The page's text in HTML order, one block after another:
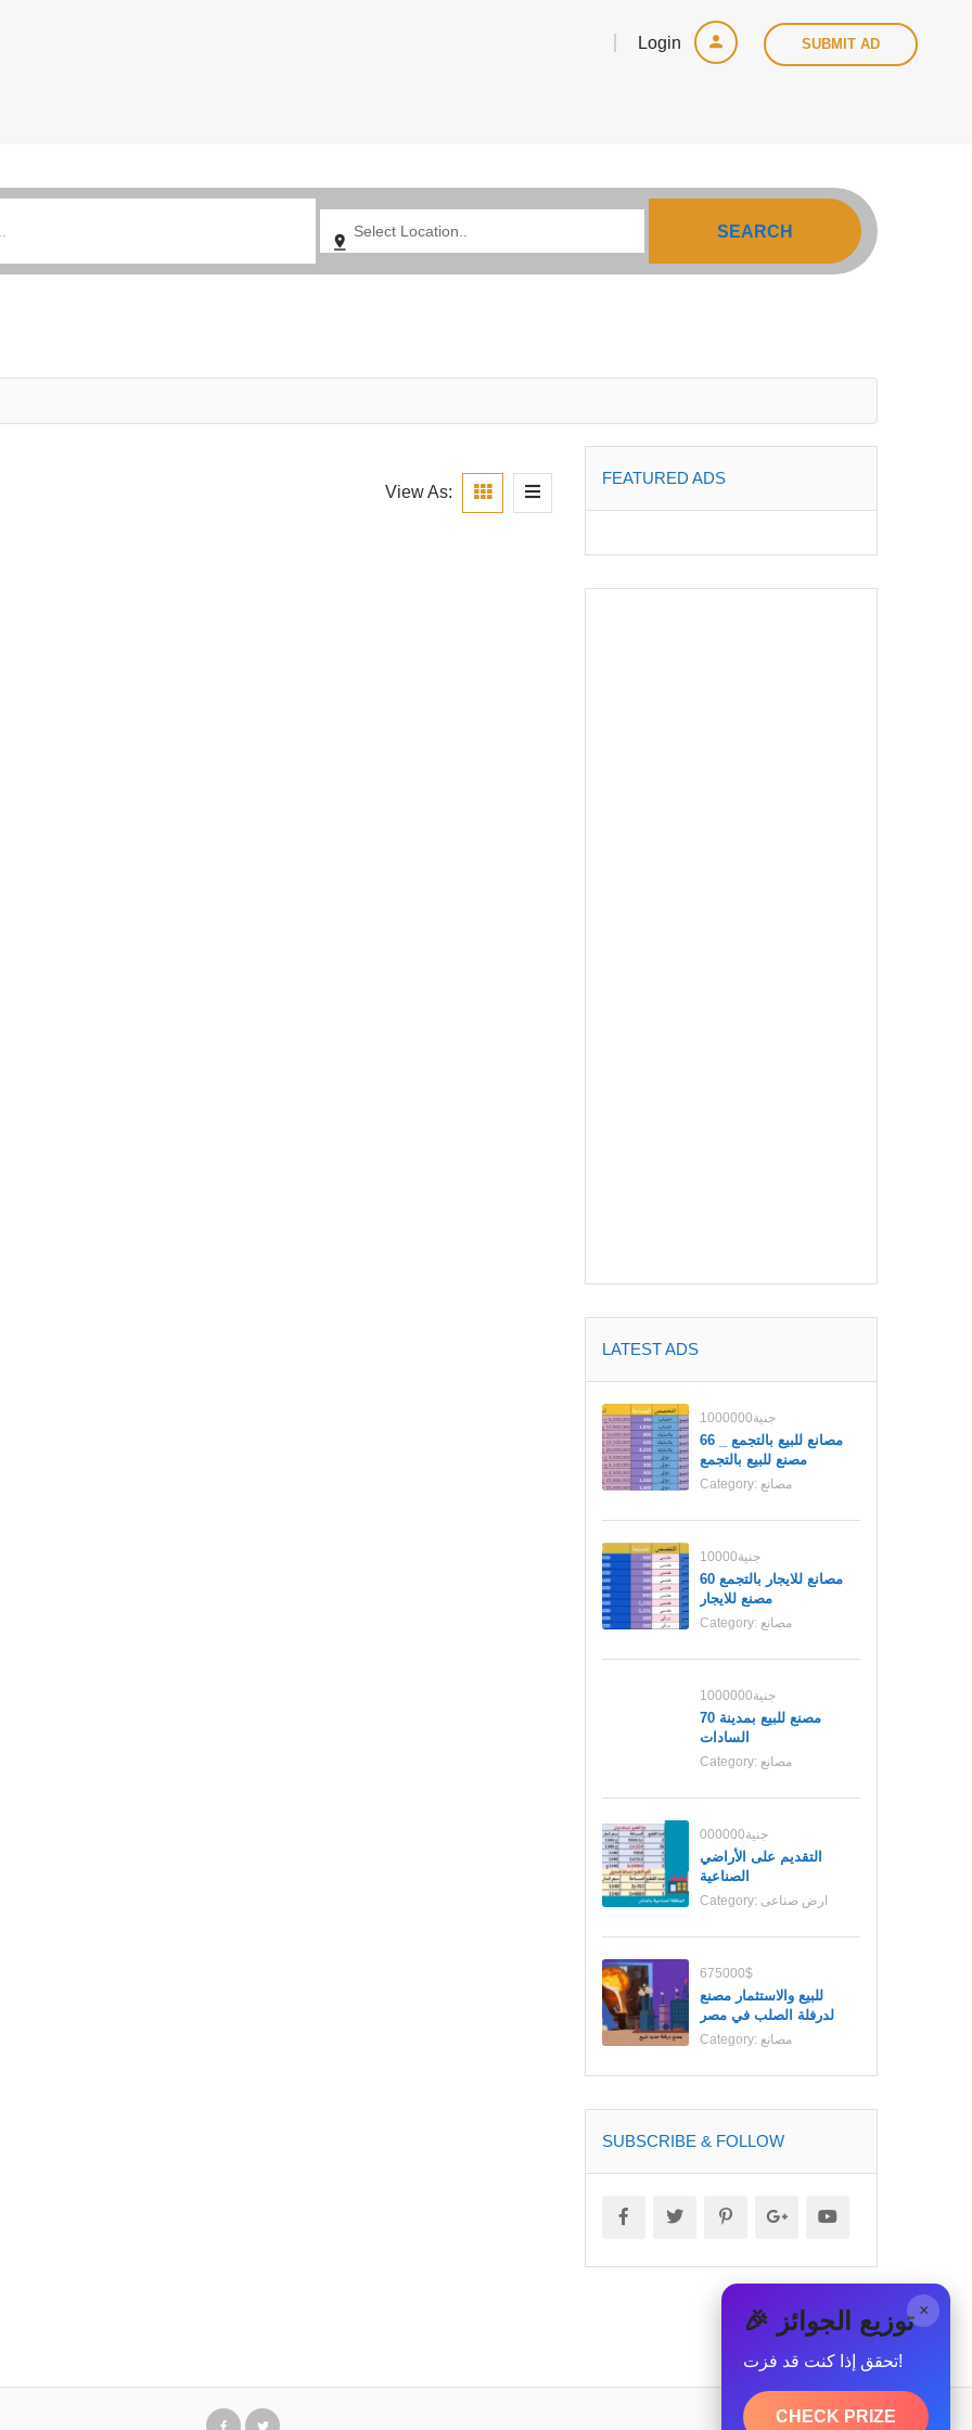
Login SUBMIT AD
SEARCH
View As:
FEATURED ADS
LATEST ADS
1000000جنية
مصانع للبيع بالتجمع _ 66
مصنع للبيع بالتجمع
Category: مصانع
10000جنية
مصانع للايجار بالتجمع 60
مصنع للايجار
Category: مصانع
1000000جنية
70 مصنع للبيع بمدينة
السادات
Category: مصانع
000000جنية
التقديم على الأراضي
الصناعية
Category: ارض صناعى
675000$
للبيع والاستثمار مصنع
لدرفلة الصلب في مصر
Category: مصانع
SUBSCRIBE & FOLLOW
× 🎉 توزيع الجوائز
تحقق إذا كنت قد فزت!
CHECK PRIZE